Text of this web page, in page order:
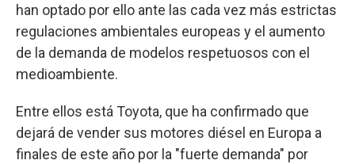
han optado por ello ante las cada vez más estrictas
regulaciones ambientales europeas y el aumento
de la demanda de modelos respetuosos con el
medioambiente.
Entre ellos está Toyota, que ha confirmado que
dejará de vender sus motores diésel en Europa a
finales de este año por la "fuerte demanda" por